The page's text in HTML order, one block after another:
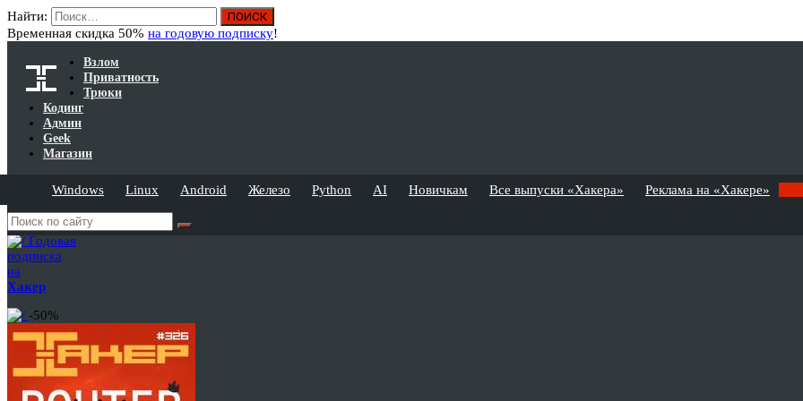
Найти:
Временная скидка 50% на годовую подписку!
Взлом
Приватность
Трюки
Кодинг
Админ
Geek
Магазин
Windows Linux Android Железо Python AI Новичкам Все выпуски «Хакера» Реклама на «Хакере»
Годовая
подписка
на
Хакер
-50%